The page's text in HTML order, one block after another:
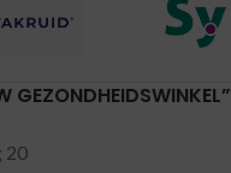
GEZONDHEIDSWINKEL”
20